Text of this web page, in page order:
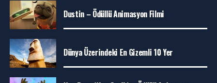
Dustin – Ödüllü Animasyon Filmi
Dünya Üzerindeki En Gizemli 10 Yer